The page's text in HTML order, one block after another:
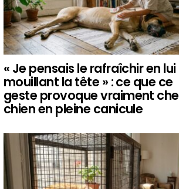
« Je pensais le rafraîchir en lui
mouillant la tête » : ce que ce
geste provoque vraiment
chien en pleine canicule